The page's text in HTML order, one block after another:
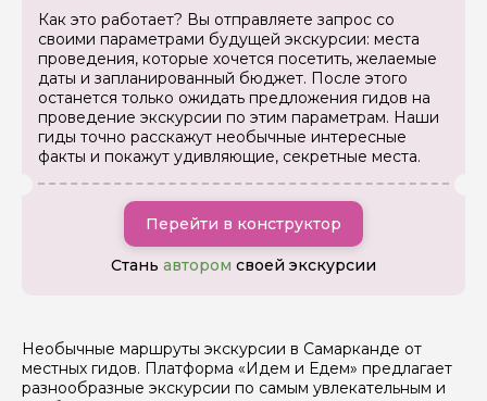
Как это работает? Вы отправляете запрос со
своими параметрами будущей экскурсии: места
проведения, которые хочется посетить, желаемые
даты и запланированный бюджет. После этого
останется только ожидать предложения гидов на
проведение экскурсии по этим параметрам. Наши
гиды точно расскажут необычные интересные
факты и покажут удивляющие, секретные места.
Перейти в конструктор
Стань автором своей экскурсии
Необычные маршруты экскурсии в Самарканде от
местных гидов. Платформа «Идем и Едем» предлагает
разнообразные экскурсии по самым увлекательным и
Вопросы и комментарии
Если у вас есть интересующие вопросы, можете их
задать
Я даю своё согласие на обработку персональных
Отправить